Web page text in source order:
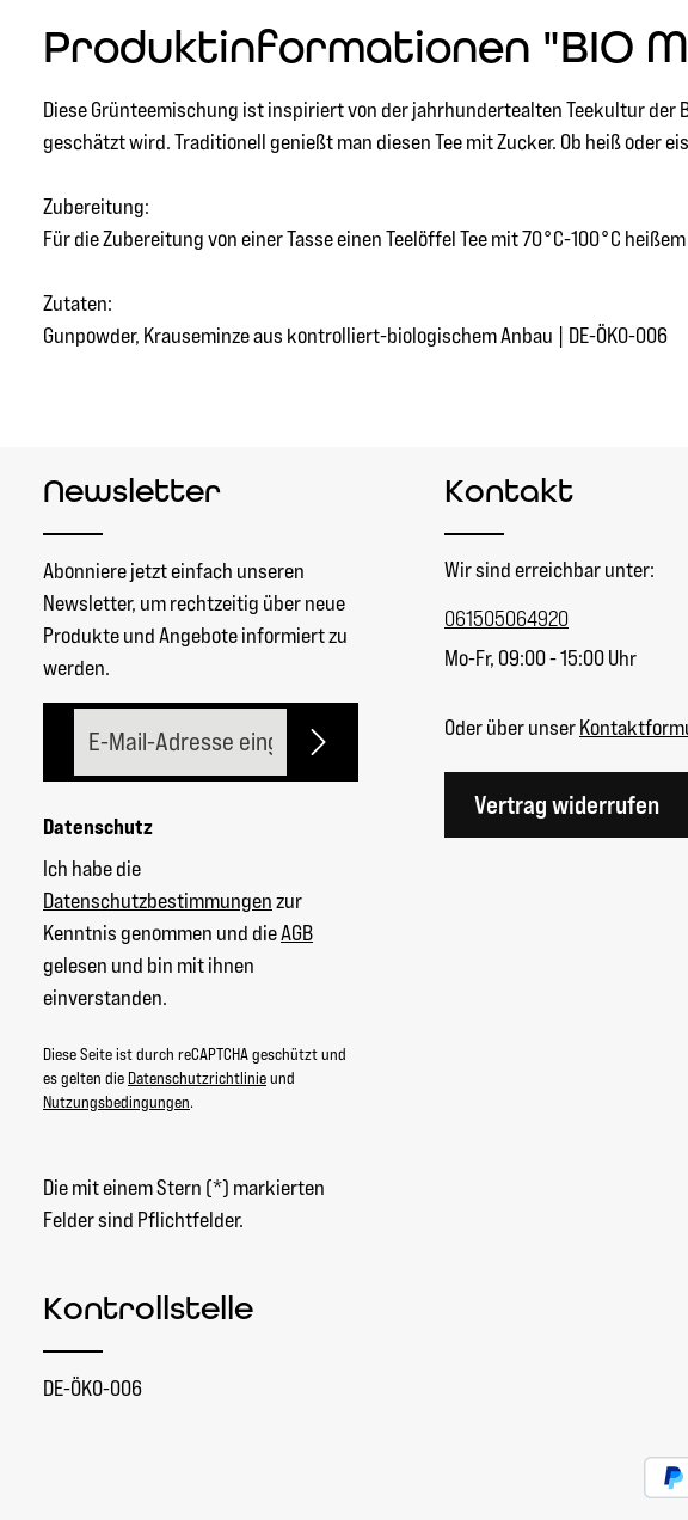
Produktinformationen "BIO
Diese Grünteemischung ist inspiriert von der jahrhundertealten Teekultur
geschätzt wird. Traditionell genießt man diesen Tee mit Zucker. Ob heiß oder
Zubereitung:
Für die Zubereitung von einer Tasse einen Teelöffel Tee mit 70°C-100°C
Zutaten:
Gunpowder, Krauseminze aus kontrolliert-biologischem Anbau | DE-ÖKO-006
Newsletter
Abonniere jetzt einfach unseren
Newsletter, um rechtzeitig über neue
Produkte und Angebote informiert zu
werden.
Datenschutz
Ich habe die
Datenschutzbestimmungenzur
Kenntnis genommen und dieAGB
gelesen und bin mit ihnen
einverstanden.
Diese Seite ist durch reCAPTCHA geschützt und
es gelten die Datenschutzrichtlinieund
Nutzungsbedingungen.
Die mit einem Stern (*) markierten
Felder sind Pflichtfelder.
Kontakt
Wir sind erreichbar unter:
061505064920
Mo-Fr, 09:00 - 15:00 Uhr
Oder über unser
Vertrag widerrufen
Kontrollstelle
DE-ÖKO-006